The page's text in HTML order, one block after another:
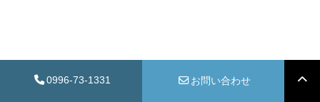
0996-73-1331 お問い合わせ